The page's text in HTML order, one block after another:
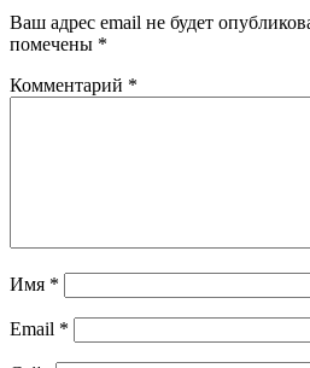
Ваш адрес email не будет
помечены *
Комментарий *
Имя *
Email *